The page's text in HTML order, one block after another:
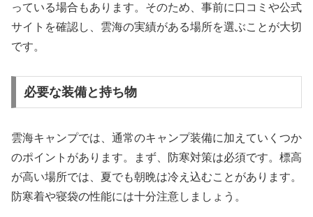
っている場合もあります。そのため、事前に口コミや公式
サイトを確認し、雲海の実績がある場所を選ぶことが大切
です。
必要な装備と持ち物
雲海キャンプでは、通常のキャンプ装備に加えていくつか
のポイントがあります。まず、防寒対策は必須です。標高
が高い場所では、夏でも朝晩は冷え込むことがあります。
防寒着や寝袋の性能には十分注意しましょう。